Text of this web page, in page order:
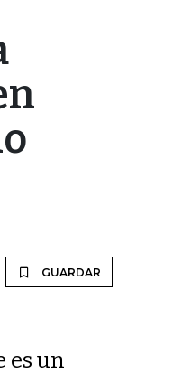
GUARDAR
es un